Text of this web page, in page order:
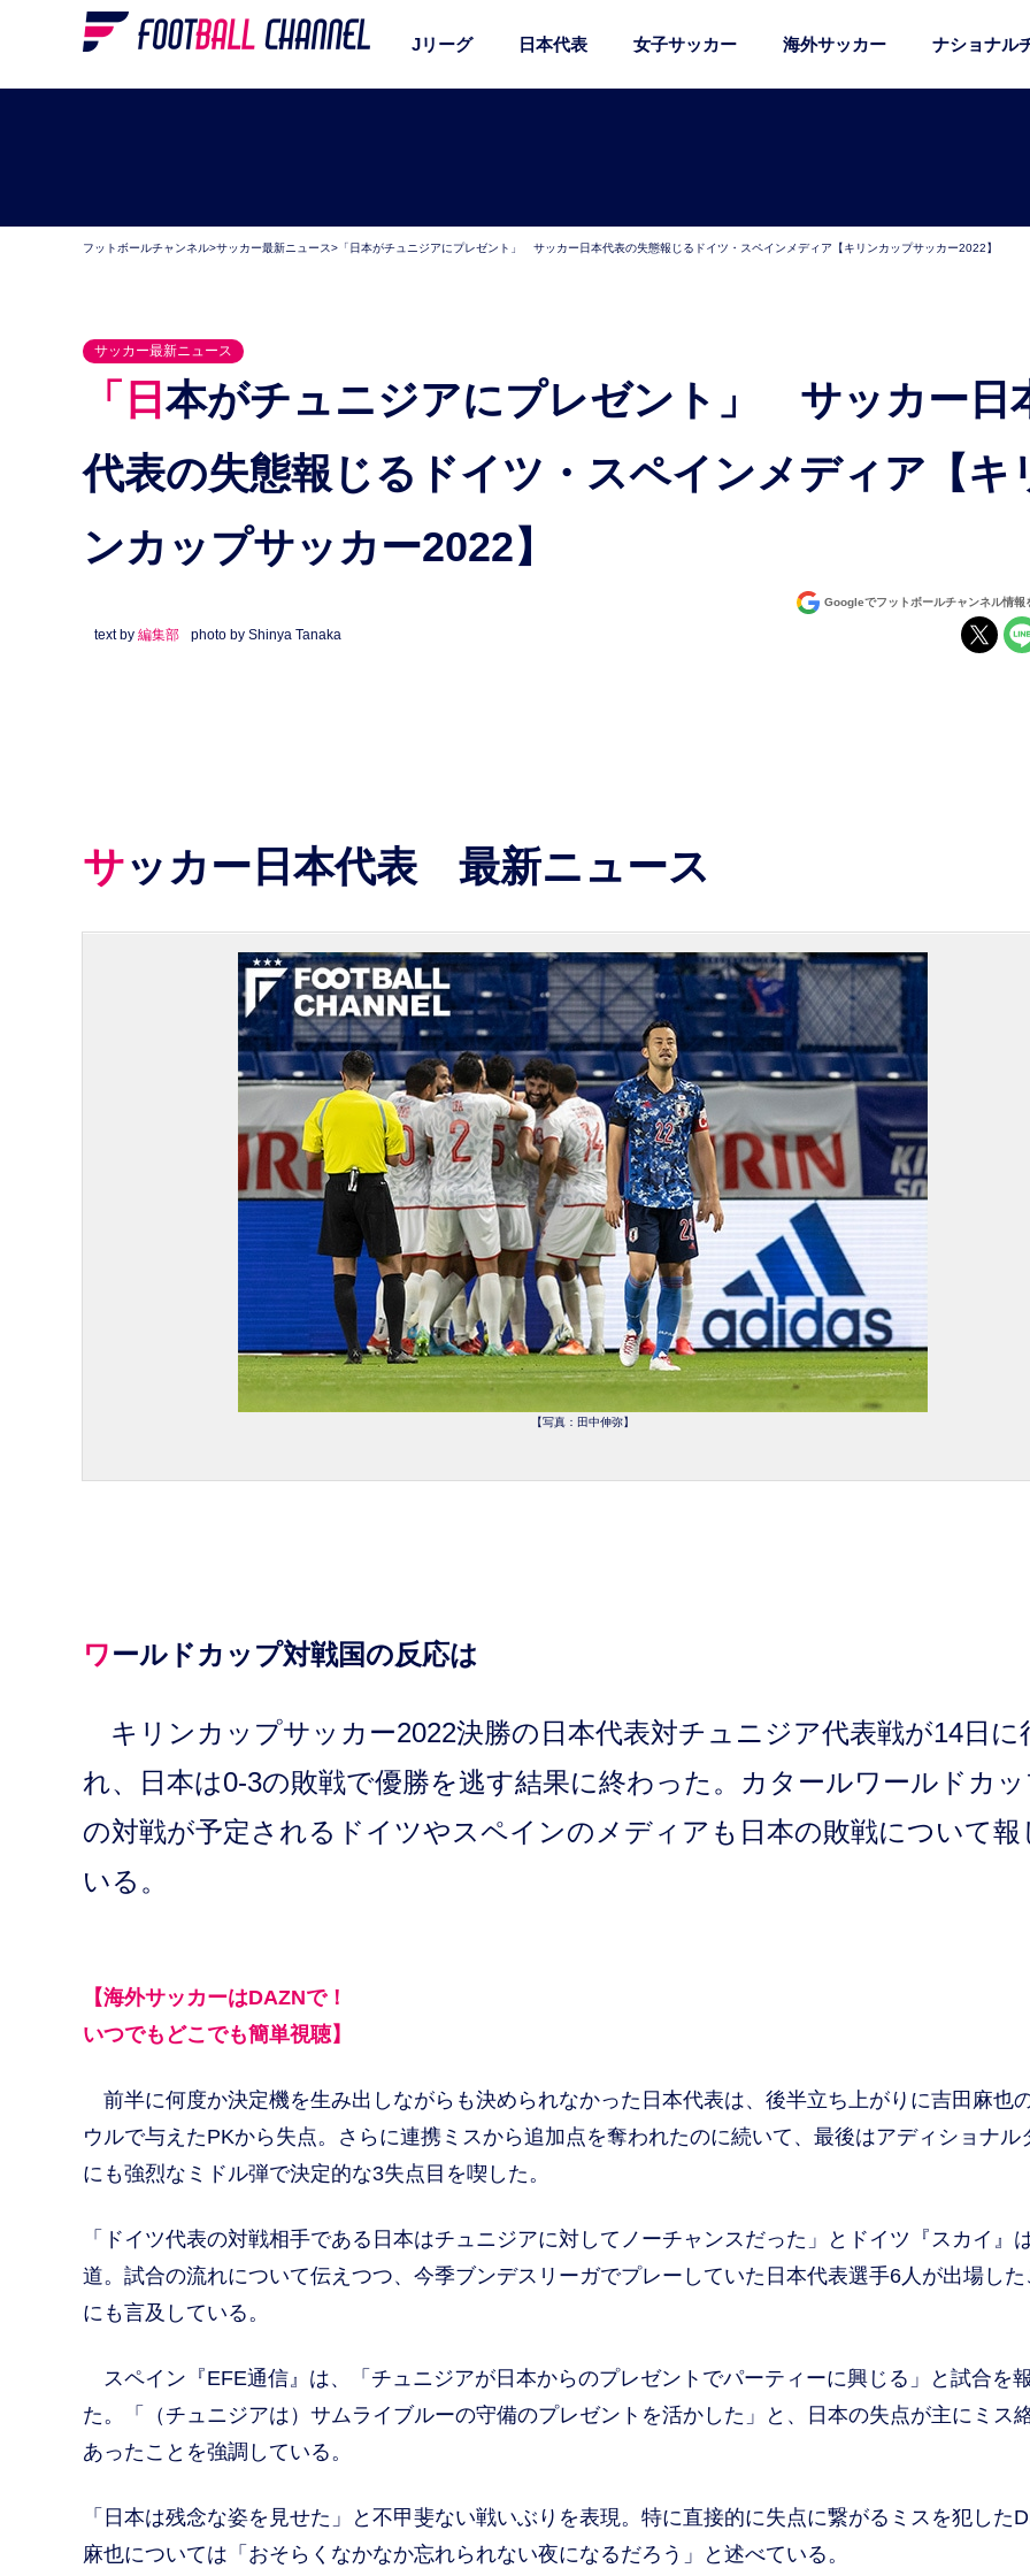
Jリーグ 日本代表 女子サッカー 海外サッカー ナショナル
フットボールチャンネル>サッカー最新ニュース> 「日本がチュニジアにプレゼント」 サッカー日本代表の失態報じるドイツ・スペインメディア【キリンカップサッカー2022】
サッカー最新ニュース
「日本がチュニジアにプレゼント」 サッカー日本
代表の失態報じるドイツ・スペインメディア【キ
ンカップサッカー2022】
Googleでフットボールチャンネル情報
text by 編集部 photo by Shinya Tanaka
サッカー日本代表 最新ニュース
【写真：田中伸弥】
ワールドカップ対戦国の反応は
キリンカップサッカー2022決勝の日本代表対チュニジア代表戦が14日に
れ、日本は0-3の敗戦で優勝を逃す結果に終わった。カタールワールドカ
の対戦が予定されるドイツやスペインのメディアも日本の敗戦について報
いる。
【海外サッカーはDAZNで！
いつでもどこでも簡単視聴】
前半に何度か決定機を生み出しながらも決められなかった日本代表は、後半立ち上がりに吉田麻也
ウルで与えたPKから失点。さらに連携ミスから追加点を奪われたのに続いて、最後はアディショナル
にも強烈なミドル弾で決定的な3失点目を喫した。
「ドイツ代表の対戦相手である日本はチュニジアに対してノーチャンスだった」とドイツ『スカイ』
道。試合の流れについて伝えつつ、今季ブンデスリーガでプレーしていた日本代表選手6人が出場した
にも言及している。
スペイン『EFE通信』は、「チュニジアが日本からのプレゼントでパーティーに興じる」と試合を
た。「（チュニジアは）サムライブルーの守備のプレゼントを活かした」と、日本の失点が主にミス
あったことを強調している。
「日本は残念な姿を見せた」と不甲斐ない戦いぶりを表現。特に直接的に失点に繋がるミスを犯した
麻也については「おそらくなかなか忘れられない夜になるだろう」と述べている。